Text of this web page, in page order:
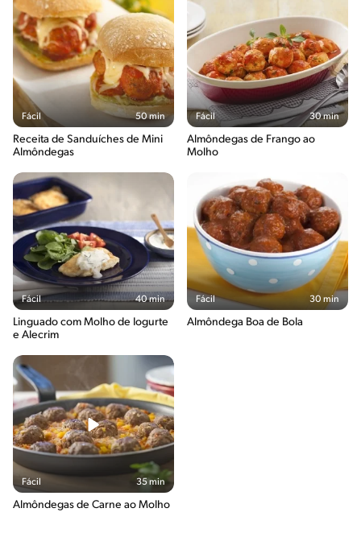
Fácil 50 min
Receita de Sanduíches de Mini
Almôndegas
Fácil 30 min
Almôndegas de Frango ao
Molho
Fácil 40 min
Linguado com Molho de Iogurte
e Alecrim
Fácil 30 min
Almôndega Boa de Bola
Fácil 35 min
Almôndegas de Carne ao Molho